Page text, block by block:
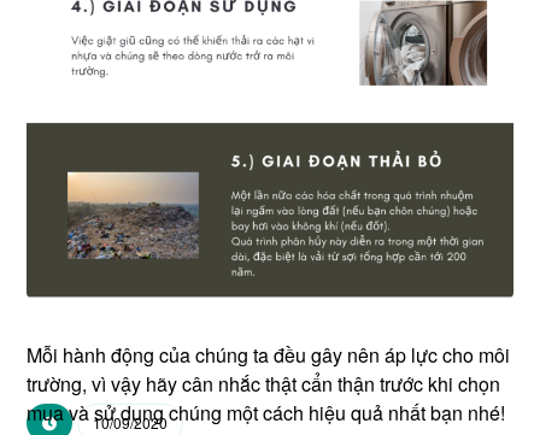
Mỗi hành động của chúng ta đều gây nên áp lực cho môi
trường, vì vậy hãy cân nhắc thật cẩn thận trước khi chọn
mua và sử dụng chúng một cách hiệu quả nhất bạn nhé!
10/09/2020